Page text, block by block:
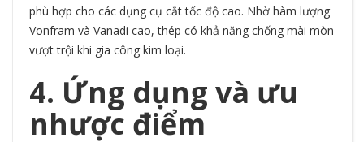
phù hợp cho các dụng cụ cắt tốc độ cao. Nhờ hàm lượng
Vonfram và Vanadi cao, thép có khả năng chống mài mòn
vượt trội khi gia công kim loại.
4. Ứng dụng và ưu
nhược điểm